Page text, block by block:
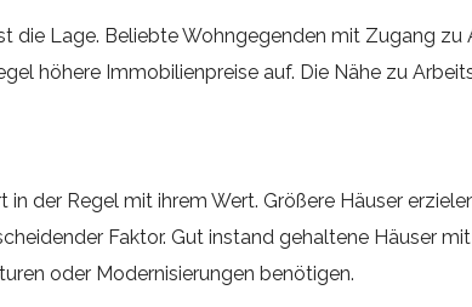
die Lage. Beliebte Wohngegenden mit Zugang zu
höhere Immobilienpreise auf. Die Nähe zu
der Regel mit ihrem Wert. Größere Häuser
Faktor. Gut instand gehaltene Häuser
oder Modernisierungen benötigen.